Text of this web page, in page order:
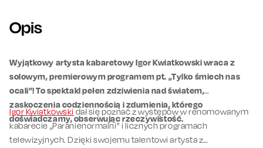
Opis
Wyjątkowy artysta kabaretowy Igor Kwiatkowski wraca z
solowym, premierowym programem pt. „Tylko śmiech nas
ocali”! To spektakl pełen zdziwienia nad światem,
zaskoczenia codziennością i zdumienia, którego
doświadczamy, obserwując rzeczywistość.
Igor Kwiatkowski dał się poznać z występów w renomowanym
kabarecie „Paranienormalni” i licznych programach
telewizyjnych. Dzięki swojemu talentowi artysta z